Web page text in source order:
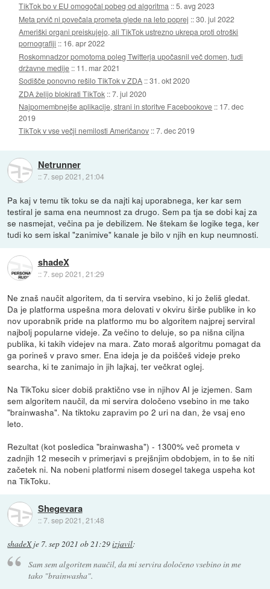
TikTok bo v EU omogočal pobeg od algoritma ::5. avg 2023
Meta prvič ni povečala prometa glede na leto poprej ::30. jul 2022
Ameriški organi preiskujejo, ali TikTok ustrezno ukrepa proti otroški
pornografiji :: 16. apr 2022
Roskomnadzor pomotoma poleg Twitterja upočasnil več domen, tudi
državne medije :: 11. mar 2021
Sodišče ponovno rešilo TikTok v ZDA ::31. okt 2020
ZDA želijo blokirati TikTok ::7. jul 2020
Najpomembnejše aplikacije, strani in storitve Facebookove :: 17. dec
2019
TikTok v vse večji nemilosti Američanov ::7. dec 2019
Netrunner
::7. sep 2021, 21:04
Pa kaj v temu tik toku se da najti kaj uporabnega, ker kar sem
testiral je sama ena neumnost za drugo. Sem pa tja se dobi kaj za
se nasmejat, večina pa je debilizem. Ne štekam še logike tega, ker
tudi ko sem iskal "zanimive" kanale je bilo v njih en kup neumnosti.
shadeX
::7. sep 2021, 21:29
Ne znaš naučit algoritem, da ti servira vsebino, ki jo želiš gledat.
Da je platforma uspešna mora delovati v okviru širše publike in ko
nov uporabnik pride na platformo mu bo algoritem najprej serviral
najbolj popularne videje. Za večino to deluje, so pa nišna ciljna
publika, ki takih videjev na mara. Zato moraš algoritmu pomagat da
ga porineš v pravo smer. Ena ideja je da poiščeš videje preko
searcha, ki te zanimajo in jih lajkaj, ter večkrat oglej.
Na TikToku sicer dobiš praktično vse in njihov AI je izjemen. Sam
sem algoritem naučil, da mi servira določeno vsebino in me tako
"brainwasha". Na tiktoku zapravim po 2 uri na dan, že vsaj eno
leto.
Rezultat (kot posledica "brainwasha") - 1300% več prometa v
zadnjih 12 mesecih v primerjavi s prejšnjim obdobjem, in to še niti
začetek ni. Na nobeni platformi nisem dosegel takega uspeha kot
na TikToku.
Shegevara
::7. sep 2021, 21:48
shadeXje 7. sep 2021 ob 21:29izjavil:
Sam sem algoritem naučil, da mi servira določeno vsebino in me
tako "brainwasha".